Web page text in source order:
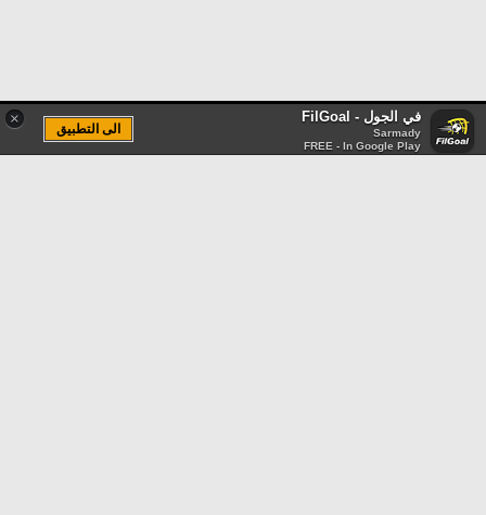
× في الجول - FilGoal
Sarmady
FREE - In Google Play
الى التطبيق